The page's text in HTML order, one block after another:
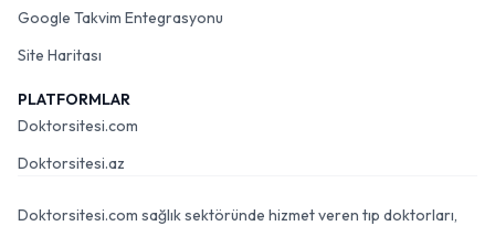
Google Takvim Entegrasyonu
Site Haritası
PLATFORMLAR
Doktorsitesi.com
Doktorsitesi.az
Doktorsitesi.com sağlık sektöründe hizmet veren tıp doktorları,